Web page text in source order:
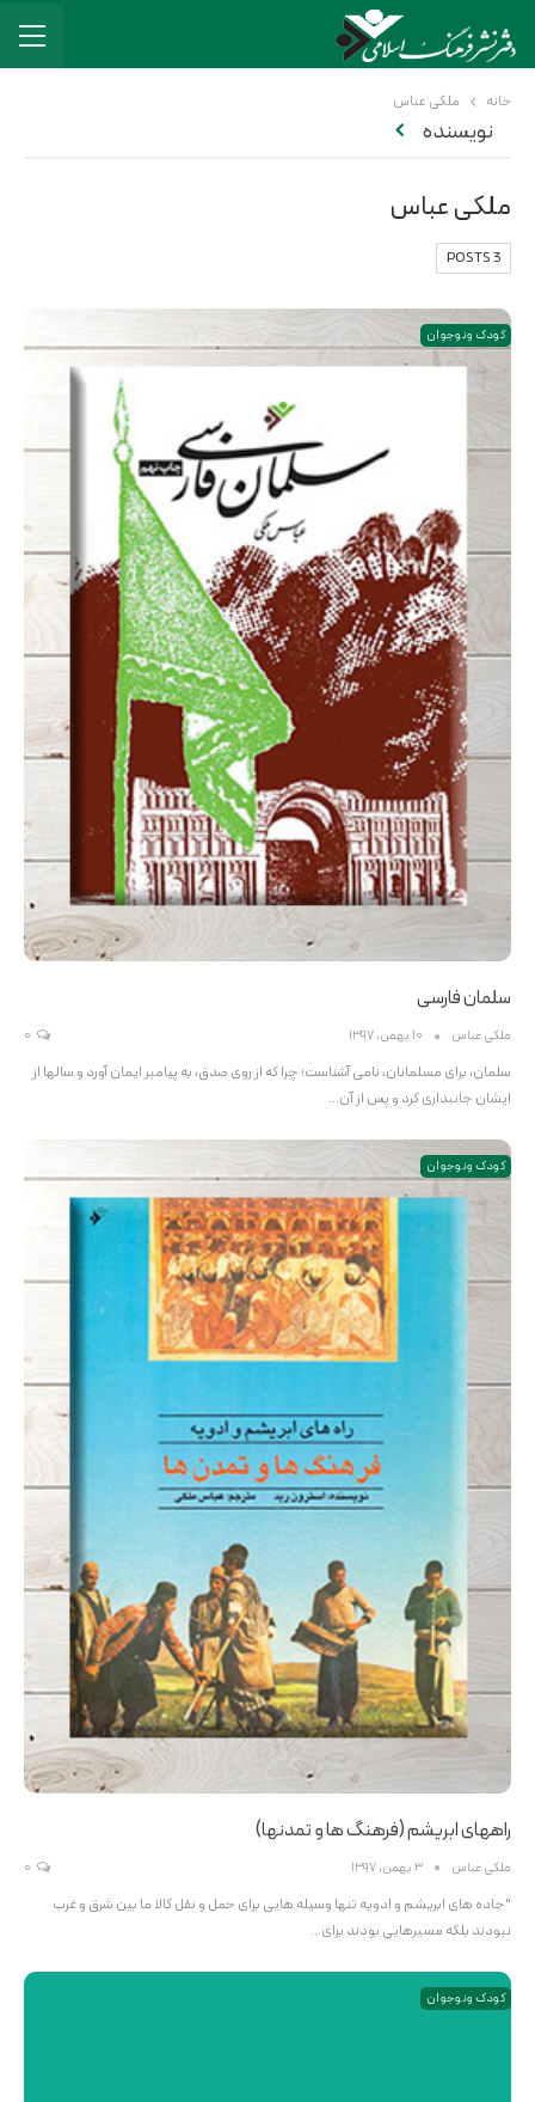
خانه ملکی عباس
نویسنده
ملکی عباس
3 POSTS
کودک و نوجوان
سلمان فارسی
ملکی عباس 10 بهمن, 1397
سلمان، برای مسلمانان، نامی آشناست؛ چرا که از روی صدق، به پیامبر ایمان آورد و سالها از
ایشان جانبداری کرد و پس از آن…
کودک و نوجوان
راههای ابریشم (فرهنگ ها و تمدنها)
ملکی عباس 3 بهمن, 1397
"جاده های ابریشم و ادویه تنها وسیله هایی برای حمل و نقل کالا ما بین شرق و غرب
نبودند بلکه مسیرهایی بودند برای…
کودک و نوجوان